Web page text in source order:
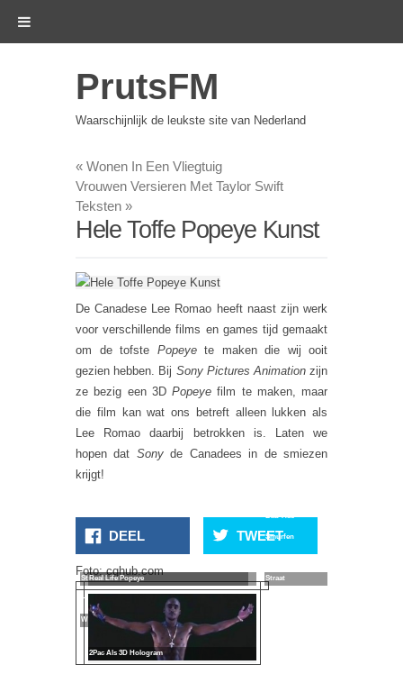
PrutsFM
Waarschijnlijk de leukste site van Nederland
« Wonen In Een Vliegtuig
Vrouwen Versieren Met Taylor Swift
Teksten »
Hele Toffe Popeye Kunst
De Canadese Lee Romao heeft naast zijn werk
voor verschillende films en games tijd gemaakt
om de tofste Popeyete maken die wij ooit
gezien hebben. Bij Sony Pictures Animationzijn
ze bezig een 3D Popeye film te maken, maar
die film kan wat ons betreft alleen lukken als
Lee Romao daarbij betrokken is. Laten we
hopen dat Sonyde Canadees in de smiezen
krijgt!
DEEL TWEET
Foto: cghub.com
Straatkunst
Real Life Popeye
Bad Ass
Smurfen
Straat
Holly
Wood
2Pac Als 3D Hologram